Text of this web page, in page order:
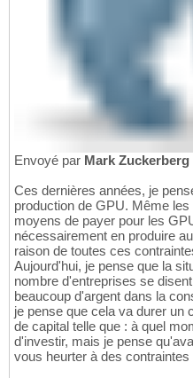
Envoyé par Mark Zuckerberg
Ces dernières années, je
production de GPU. Même
moyens de payer pour les
nécessairement en produire
raison de toutes ces
Aujourd'hui, je pense que la
nombre d'entreprises se
beaucoup d'argent dans la
je pense que cela va durer un
de capital telle que : à quel
d'investir, mais je pense
vous heurter à des